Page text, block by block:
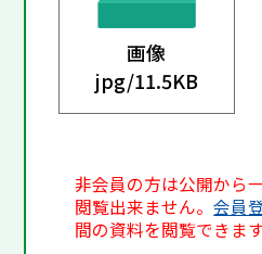
画像
jpg/11.5KB
非会員の方は公開から
閲覧出来ません。会員
間の資料を閲覧できます